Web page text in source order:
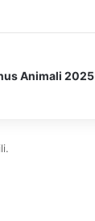
Animali 2025